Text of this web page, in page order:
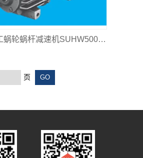
三菱重工蜗轮蜗杆减速机SUHW500L-10
页